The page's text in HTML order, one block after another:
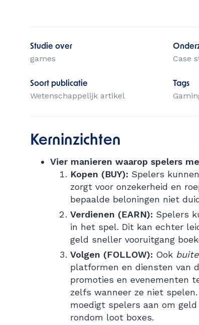
Studie over
games Case
Soort publicatie
Wetenschappelijk artikel
Tags
Kerninzichten
Vier manieren waarop spelers
Kopen (BUY): Spelers
zorgt voor onzekerheid en
bepaalde beloningen niet
Verdienen (EARN): Spelers
in het spel. Dit kan echter
geld sneller vooruitgang
Volgen (FOLLOW): Ook
platformen en diensten van
promoties en evenementen
zelfs wanneer ze niet
moedigt spelers aan om
rondom loot boxes.